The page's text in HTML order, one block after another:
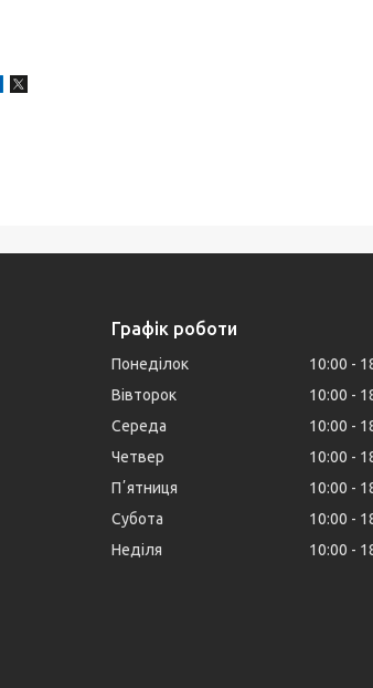
Графік роботи
Понеділок 10:00
Вівторок
10:00
Середа
10:00
Четвер
10:00
Пʼятниця
10:00
Субота
10:00
Неділя
10:00